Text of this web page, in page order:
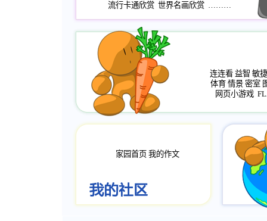
流行卡通欣赏 世界名画欣赏 ………
连连看 益智 敏捷
体育 情景 密室
网页小游戏
家园首页 我的作文